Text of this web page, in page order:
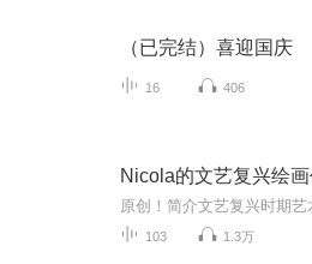
（已完结）喜迎国庆
16 406
Nicola的文艺复兴绘
103 1.3万